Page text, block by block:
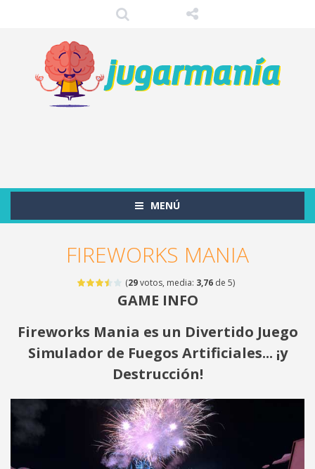
MENÚ
FIREWORKS MANIA
(29votos, media: 3,76de 5)
GAME INFO
Fireworks Mania es un Divertido Juego
Simulador de Fuegos Artificiales... ¡y
Destrucción!